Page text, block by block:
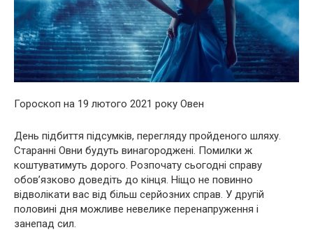
Гороскоп на 19 лютого 2021 року Овен
День підбиття підсумків, перегляду пройденого шляху.
Старанні Овни будуть винагороджені. Помилки ж
коштуватимуть дорого. Розпочату сьогодні справу
обов’язково доведіть до кінця. Ніщо не повинно
відволікати вас від більш серйозних справ. У другій
половині дня можливе невелике перенапруження і
занепад сил.